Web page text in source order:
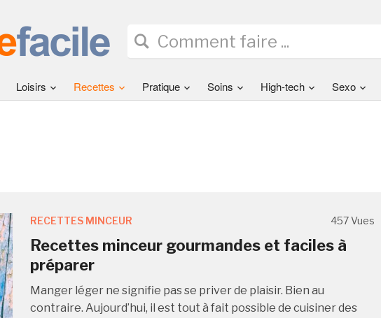
Loisirs Recettes Pratique Soins High-tech Sexo
RECETTES MINCEUR 457 Vues
Recettes minceur gourmandes et faciles à
préparer
Manger léger ne signifie pas se priver de plaisir. Bien au
contraire. Aujourd’hui, il est tout à fait possible de cuisiner des